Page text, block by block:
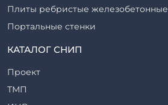
Плиты ребристые железобетонные
Портальные стенки
Ригели железобетонные
Сваи железобетонные
КАТАЛОГ СНИП
Проект
ТМП